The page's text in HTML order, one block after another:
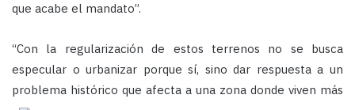
que acabe el mandato”.
“Con la regularización de estos terrenos no se busca
especular o urbanizar porque sí, sino dar respuesta a un
problema histórico que afecta a una zona donde viven más